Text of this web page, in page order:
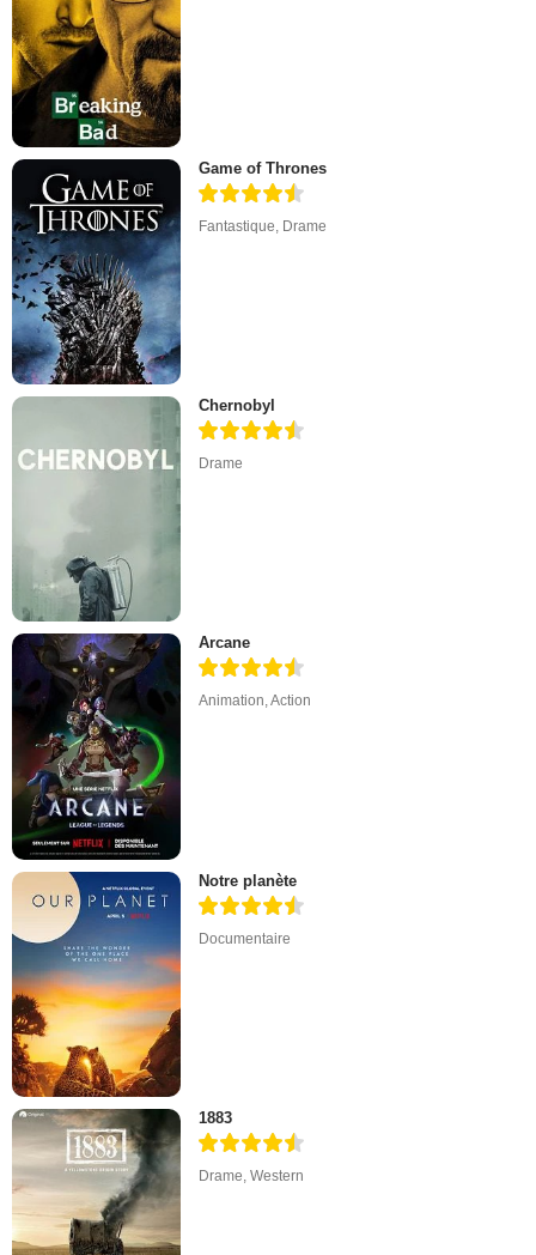
Game of Thrones
Fantastique Drame
Chernobyl
Drame
Arcane
Animation,Action
Notre planète
Documentaire
1883
Drame,Western